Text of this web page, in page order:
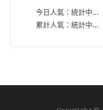
今日人氣： 統計中...
累計人氣： 統計中...